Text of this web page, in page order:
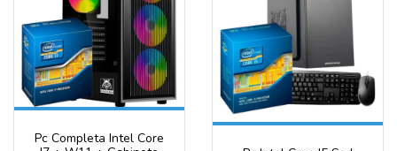
Pc Completa Intel Core